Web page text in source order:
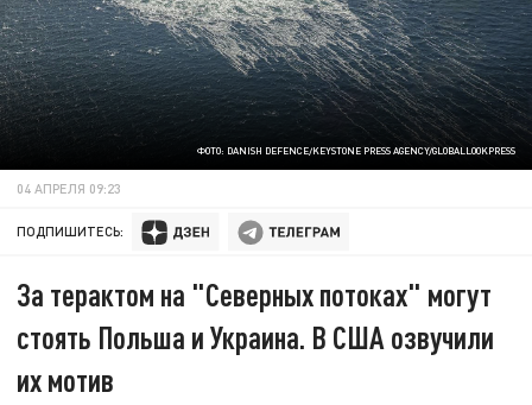
ФОТО: DANISH DEFENCE/KEYSTONE PRESS AGENCY/GLOBALLOOKPRESS
04 АПРЕЛЯ 09:23
ПОДПИШИТЕСЬ:
За терактом на "Северных потоках" могут
стоять Польша и Украина. В США озвучили
их мотив